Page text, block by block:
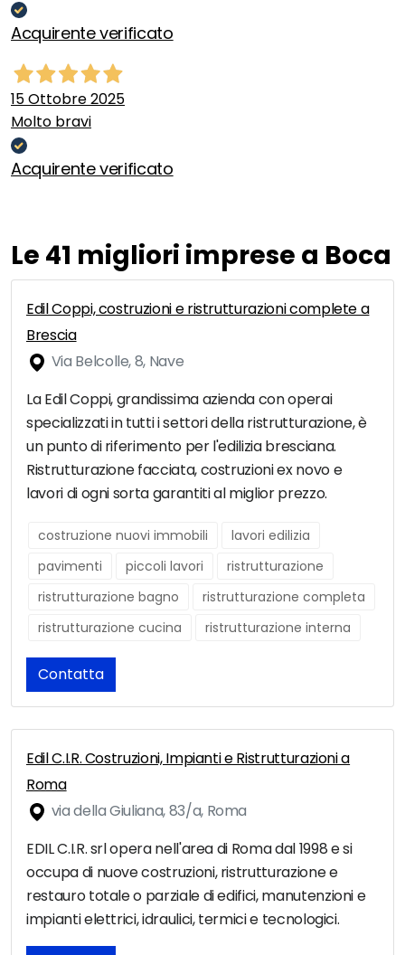
Acquirente verificato
15 Ottobre 2025
Molto bravi
Acquirente verificato
Le 41 migliori imprese a Boca
Edil Coppi, costruzioni e ristrutturazioni complete a
Brescia
Via Belcolle, 8, Nave
La Edil Coppi, grandissima azienda con operai
specializzati in tutti i settori della ristrutturazione, è
un punto di riferimento per l'edilizia bresciana.
Ristrutturazione facciata, costruzioni ex novo e
lavori di ogni sorta garantiti al miglior prezzo.
costruzione nuovi immobili
lavori edilizia
pavimenti
piccoli lavori
ristrutturazione
ristrutturazione bagno
ristrutturazione completa
ristrutturazione cucina
ristrutturazione interna
Contatta
Edil C.I.R. Costruzioni, Impianti e Ristrutturazioni a
Roma
via della Giuliana, 83/a, Roma
EDIL C.I.R. srl opera nell'area di Roma dal 1998 e si
occupa di nuove costruzioni, ristrutturazione e
restauro totale o parziale di edifici, manutenzioni e
impianti elettrici, idraulici, termici e tecnologici.